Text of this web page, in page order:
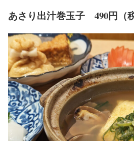
あさり出汁巻玉子 490円（